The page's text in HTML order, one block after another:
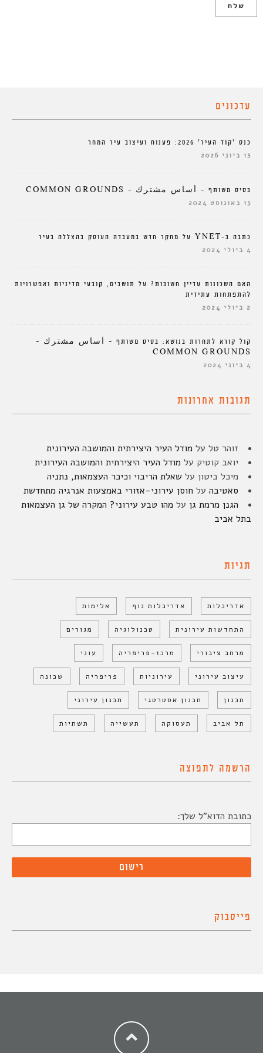
עדכונים
כנס ‘קוד העיר’ 2026: פענוח ועיצוב עיר המחר
15 ביוני 2026
בסיס משותף – أساس مشترك – COMMON GROUNDS
13 באוגוסט 2024
כתבה ב-YNET על מחקר חדש במעבדה העוסק בהצללה בעיר
4 ביולי 2024
האם השכונות עדיין חשובות? על תושבים, קובעי מדיניות ואפשרויות
להתפתחות עתידית
2 ביולי 2024
קול קורא לתחרות בנושא: בסיס משותף – أساس مشترك –
COMMON GROUNDS
4 ביוני 2024
תגובות אחרונות
זוהר טל על מודל העיר היצירתית והמושבה העירונית
יואב קוטיק על מודל העיר היצירתית והמושבה העירונית
מיכל ביטון על שאלת הריבוי וכיכר העצמאות, נתניה
סאטיבה על חוסן עירוני-אזורי באמצעות אנרגיה מתחדשת
הגנן מרמת גן על מהו טבע עירוני? המקרה של גן העצמאות
בתל אביב
תגיות
אדריכלות אדריכלות נוף אלימות
התחדשות עירונית טכנולוגיה מגורים
מרחב ציבורי מרכז-פריפריה עוני
עיצוב עירוני עירוניות פריפריה שכונה
תכנון תכנון אסטרטגי תכנון עירוני
תל אביב תעסוקה תעשייה תשתיות
הרשמה לתפוצה
כתובת הדוא"ל שלך:
פייסבוק